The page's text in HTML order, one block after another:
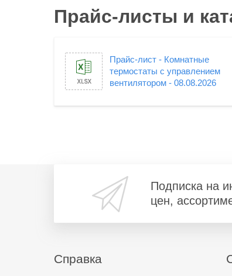
Прайс-листы и
Прайс-лист - Комнатные
термостаты с управлением
вентилятором - 08.08.2026
Подписка на
цен,
Справка